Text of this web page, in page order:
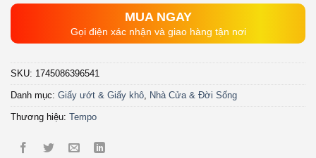
MUA NGAY
Gọi điện xác nhận và giao hàng tận nơi
SKU: 1745086396541
Danh mục: Giấy ướt & Giấy khô, Nhà Cửa & Đời Sống
Thương hiệu: Tempo